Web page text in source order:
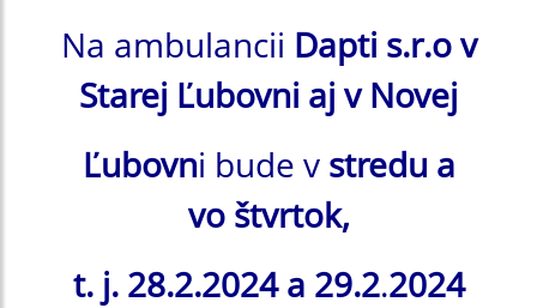
Na ambulancii Dapti s.r.o v
Starej Ľubovni aj v Novej
Ľubovni bude v stredu a
vo štvrtok,
t. j. 28.2.2024 a 29.2.2024